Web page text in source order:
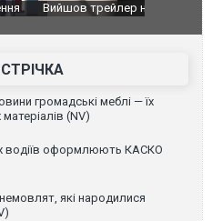
легендарного
громадські меблі — їх
(NV)
водіїв оформлюють КАСКО
які народилися